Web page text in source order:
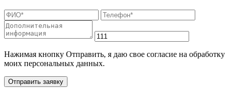
Нажимая кнопку Отправить, я даю свое согласие на обработку
моих персональных данных.
Отправить заявку